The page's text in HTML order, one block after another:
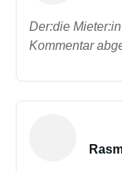
Der:die
Kommentar